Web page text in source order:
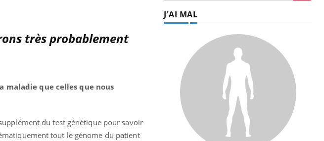
très probablement
maladie que celles que nous
du test génétique pour savoir
tout le génome du patient
J'AI MAL